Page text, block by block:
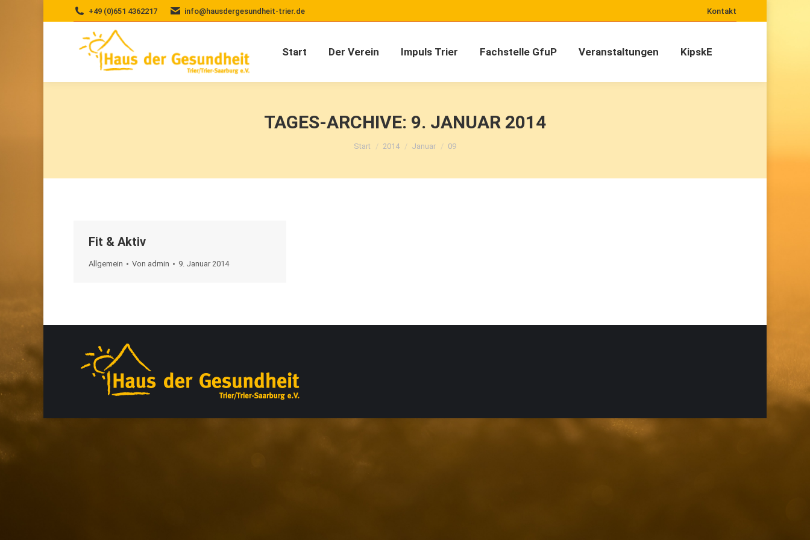
+49 (0)651 4362217 info@hausdergesundheit-trier.de Kontakt
Start Der Verein Impuls Trier Fachstelle GfuP Veranstaltungen KipskE
TAGES-ARCHIVE: 9. JANUAR 2014
Sie befinden sich hier:
Start 2014 Januar 09
Fit & Aktiv
Allgemein Von admin 9. Januar 2014
Start Der Verein Impuls Trier Fachstelle GfuP Veranstaltungen KipskE